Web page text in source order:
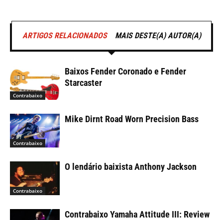
ARTIGOS RELACIONADOS MAIS DESTE(A) AUTOR(A)
Contrabaixo
Baixos Fender Coronado e Fender
Starcaster
Contrabaixo
Mike Dirnt Road Worn Precision Bass
Contrabaixo
O lendário baixista Anthony Jackson
Contrabaixo Yamaha Attitude III: Review